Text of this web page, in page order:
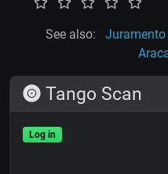
See also: Juramento
Tango Scan
Log in